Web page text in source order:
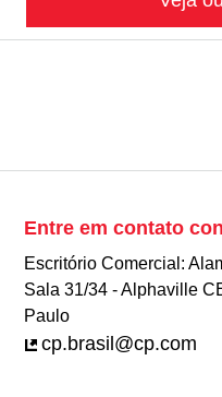
Entre em contato
Escritório Comercial:
Sala 31/34 - Alphaville
Paulo
cp.brasil@cp.com